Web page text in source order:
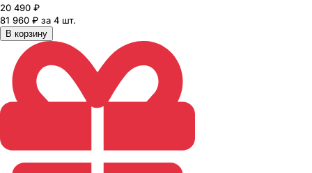
20 490 ₽
81 960 ₽ за 4 шт.
В корзину